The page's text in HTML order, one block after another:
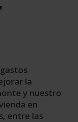
la
y nuestro
en
entre las